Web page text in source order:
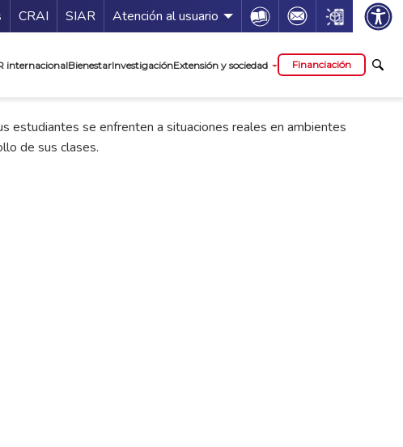
Guía de servicios
CRAI SIAR Atención al usuario Icon Icon Icon
internacionalBienestarInvestigaciónExtensión y sociedad Financiación
estudiantes se enfrenten a situaciones reales en ambientes
de sus clases.